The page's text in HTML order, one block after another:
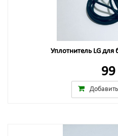
Уплотнитель LG для
99